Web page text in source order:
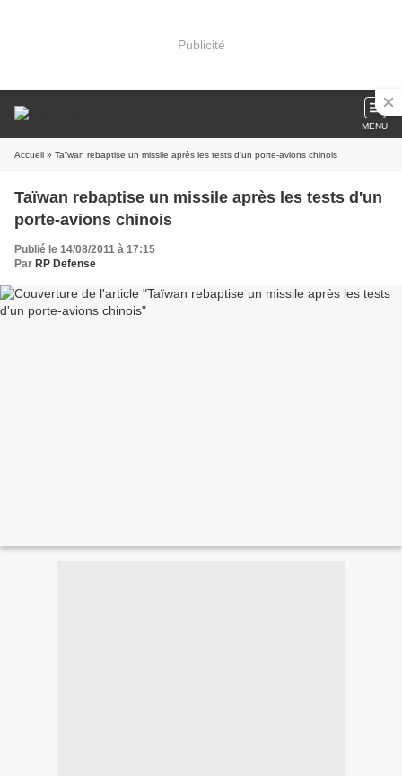
Publicité
MENU
Accueil » Taïwan rebaptise un missile après les tests d'un porte-avions chinois
Taïwan rebaptise un missile après les tests d'un
porte-avions chinois
Publié le 14/08/2011 à 17:15
Par RP Defense